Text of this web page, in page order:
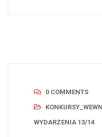
0 COMMENTS
WYDARZENIA 13/14